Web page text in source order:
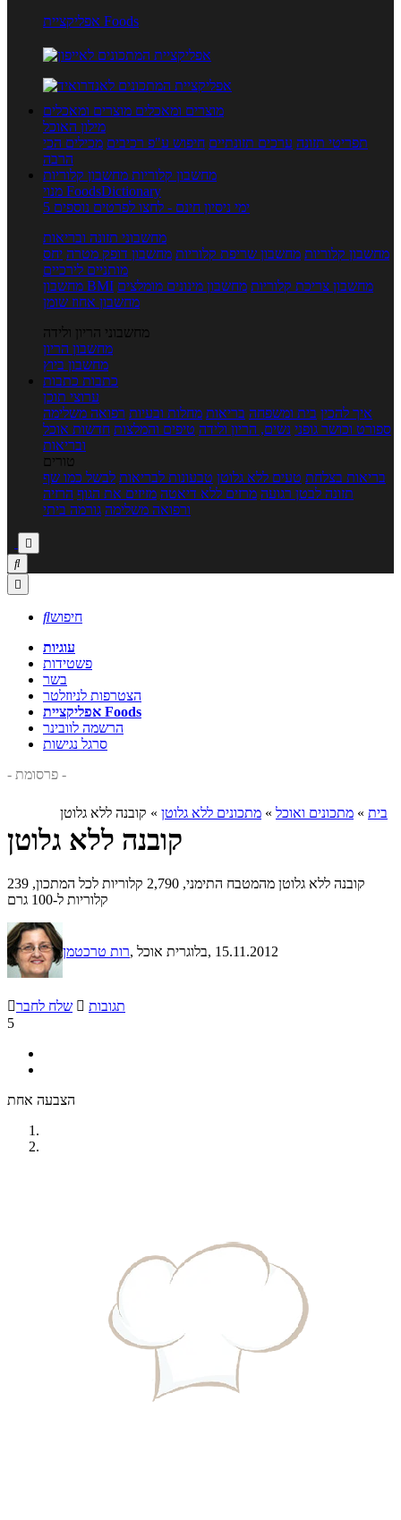
אפליקציית Foods
מוצרים ומאכלים מוצרים ומאכלים
מילון האוכל
תפריטי תזונה ערכים תזונתיים חיפוש ע"פ רכיבים מכילים הכי
הרבה
מחשבון קלוריות מחשבון קלוריות
מנוי FoodsDictionary
5 ימי ניסיון חינם - לחצו לפרטים נוספים
מחשבוני תזונה ובריאות
מחשבון קלוריות מחשבון שריפת קלוריות מחשבון דופק מטרה יחס
מותניים לירכיים
מחשבון BMI
מחשבון צריכת קלוריות מחשבון מינונים מומלצים
מחשבון אחוז שומן
מחשבוני הריון ולידה
מחשבון הריון
מחשבון ביוץ
כתבות כתבות
ערוצי תוכן
איך להכין בית ומשפחה בריאות מחלות ובעיות רפואה משלימה
ספורט וכושר גופני נשים, הריון ולידה טיפים והמלצות חדשות אוכל
ובריאות
טורים
בריאות בצלחת טעים ללא גלוטן טבעונות לבריאות לבשל כמו שף
תזונה לבטן רגועה מרזים ללא דיאטה מזיזים את הגוף הרזיה
ורפואה משלימה גורמה ביתי



חיפוש
עוגיות
פשטידות
בשר
הצטרפות לניוזלטר
אפליקציית Foods
הרשמה לוובינר
סרגל נגישות
- פרסומת -
בית » מתכונים ואוכל » מתכונים ללא גלוטן » קובנה ללא גלוטן
קובנה ללא גלוטן
קובנה ללא גלוטן מהמטבח התימני, 2,790 קלוריות לכל המתכון, 239
קלוריות ל-100 גרם
רות טרכטמן , בלוגרית אוכל, 15.11.2012
שלח לחבר  תגובות
5
הצבעה אחת